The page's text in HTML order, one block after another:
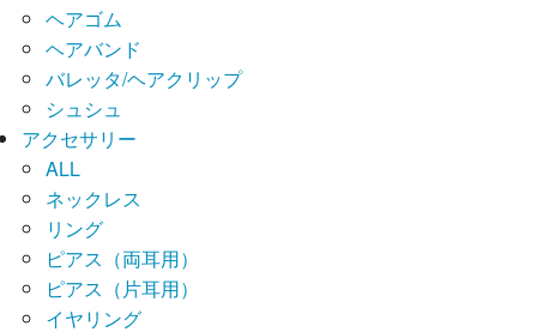
ヘアゴム
ヘアバンド
バレッタ/ヘアクリップ
シュシュ
アクセサリー
ALL
ネックレス
リング
ピアス（両耳用）
ピアス（片耳用）
イヤリング